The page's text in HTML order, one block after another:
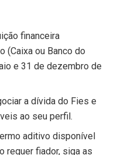
financeira
(Caixa ou Banco do
e 31 de dezembro de
a dívida do Fies e
ao seu perfil.
aditivo disponível
requer fiador, siga as